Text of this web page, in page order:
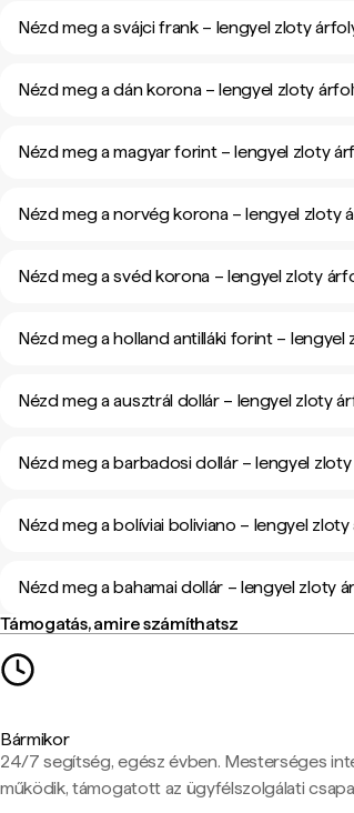
Nézd meg a svájci frank – lengyel zloty
Nézd meg a dán korona – lengyel zloty
Nézd meg a magyar forint – lengyel zloty
Nézd meg a norvég korona – lengyel zloty
Nézd meg a svéd korona – lengyel zloty
Nézd meg a holland antilláki forint –
Nézd meg a ausztrál dollár – lengyel zloty
Nézd meg a barbadosi dollár – lengyel
Nézd meg a bolíviai boliviano – lengyel
Nézd meg a bahamai dollár – lengyel zloty
Támogatás, amire számíthatsz
Bármikor
24/7 segítség, egész évben. Mesterséges
működik, támogatott az ügyfélszolgálati